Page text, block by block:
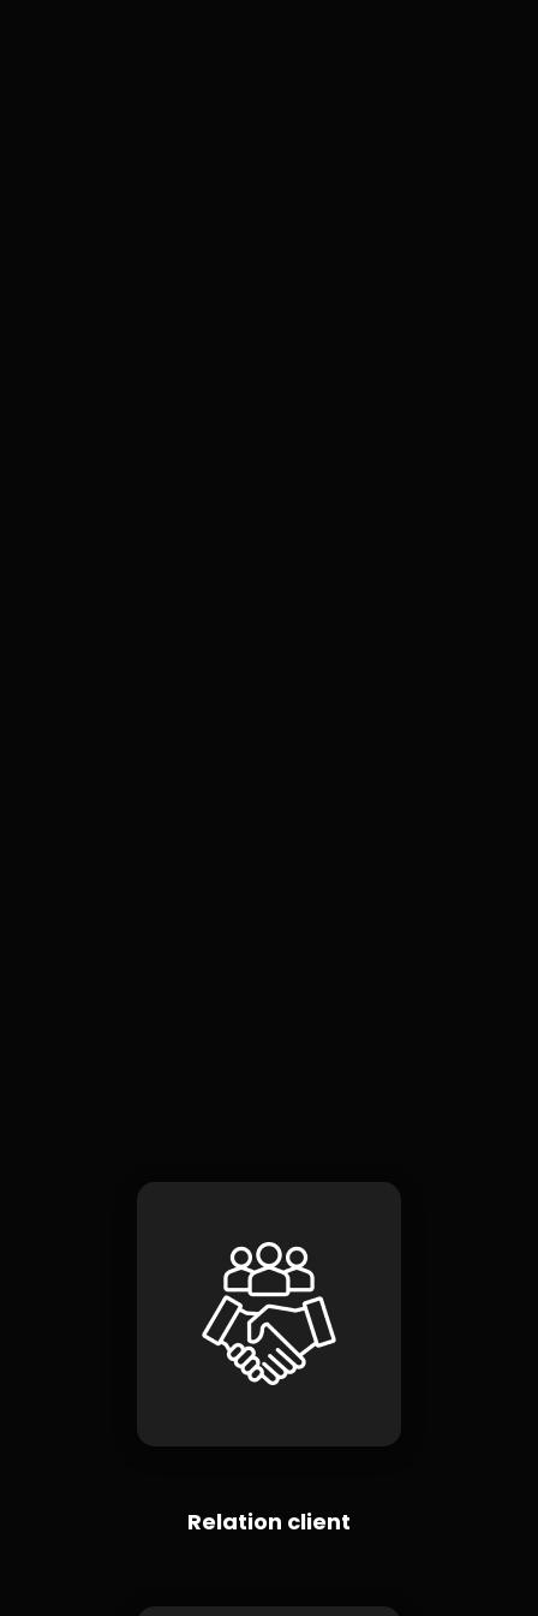
Relation client